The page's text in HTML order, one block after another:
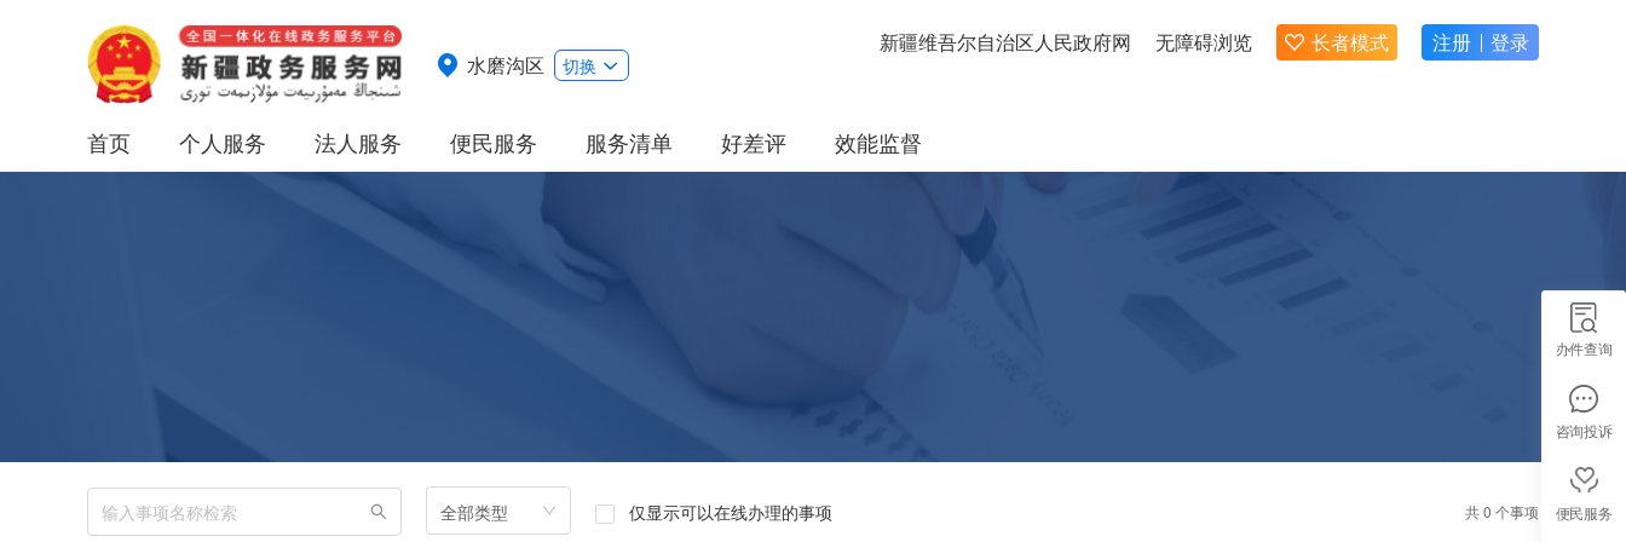
水磨沟区 切换
新疆维吾尔自治区人民政府网 无障碍浏览 长者模式 注册 登录
首页 个人服务 法人服务 便民服务 服务清单 好差评 效能监督
全部类型 仅显示可以在线办理的事项 共 0 个事项
办件查询
咨询投诉
便民服务